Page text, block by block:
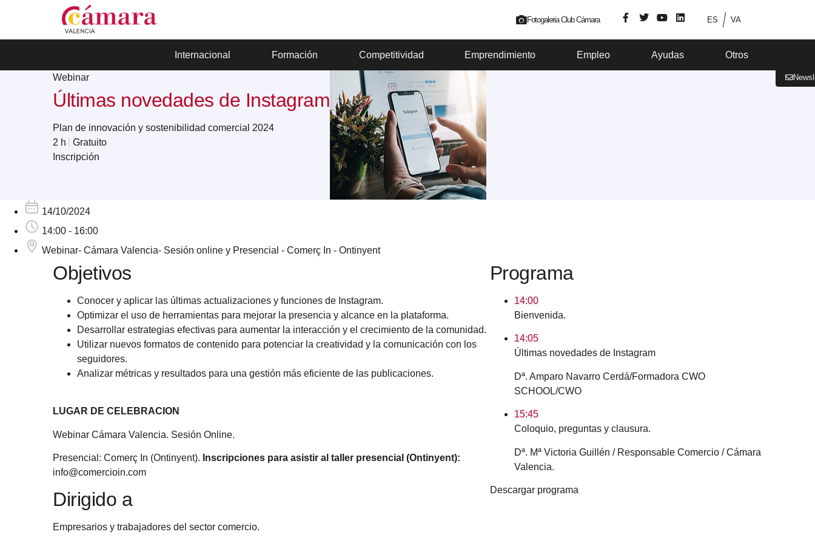
Fotogaleria Club Cámara ES VA
Internacional Formación Competitividad Emprendimiento Empleo Ayudas Otros
Webinar
Últimas novedades de Instagram
Plan de innovación y sostenibilidad comercial 2024
2 h
Gratuito
Inscripción
14/10/2024
14:00 - 16:00
Webinar- Cámara Valencia- Sesión online y Presencial - Comerç In - Ontinyent
Objetivos
Conocer y aplicar las últimas actualizaciones y funciones de Instagram.
Optimizar el uso de herramientas para mejorar la presencia y alcance en la plataforma.
Desarrollar estrategias efectivas para aumentar la interacción y el crecimiento de la comunidad.
Utilizar nuevos formatos de contenido para potenciar la creatividad y la comunicación con los
seguidores.
Analizar métricas y resultados para una gestión más eficiente de las publicaciones.
LUGAR DE CELEBRACION
Webinar Cámara Valencia. Sesión Online.
Presencial: Comerç In (Ontinyent). Inscripciones para asistir al taller presencial (Ontinyent):
info@comercioin.com
Dirigido a
Empresarios y trabajadores del sector comercio.
Programa
14:00
Bienvenida.
14:05
Últimas novedades de Instagram
Dª. Amparo Navarro Cerdá/Formadora CWO
SCHOOL/CWO
15:45
Coloquio, preguntas y clausura.
Dª. Mª Victoria Guillén / Responsable Comercio / Cámara
Valencia.
Descargar programa